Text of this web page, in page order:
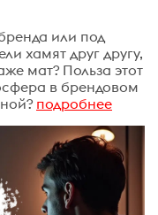
или под
хамят друг другу,
мат? Польза этот
в брендовом
подробнее